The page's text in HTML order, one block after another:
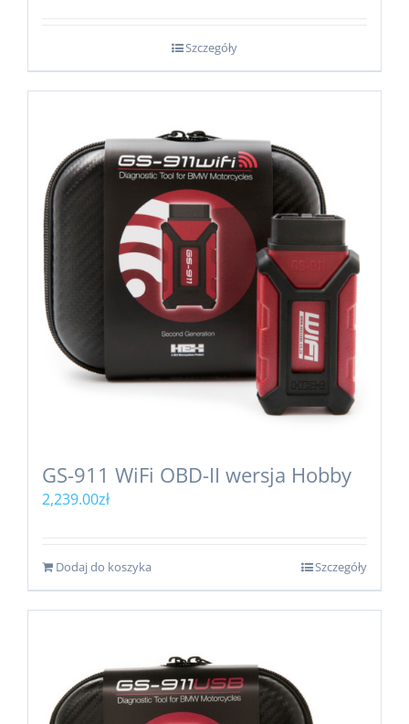
Szczegóły
GS-911 WiFi OBD-II wersja Hobby
2,239.00zł
Dodaj do koszyka Szczegóły